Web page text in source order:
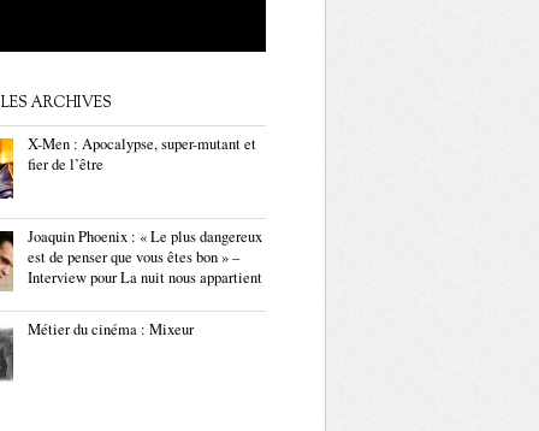
ARCHIVES
X-Men : Apocalypse, super-mutant et
fier de l’être
Joaquin Phoenix : « Le plus dangereux
est de penser que vous êtes bon » –
Interview pour La nuit nous appartient
Métier du cinéma : Mixeur